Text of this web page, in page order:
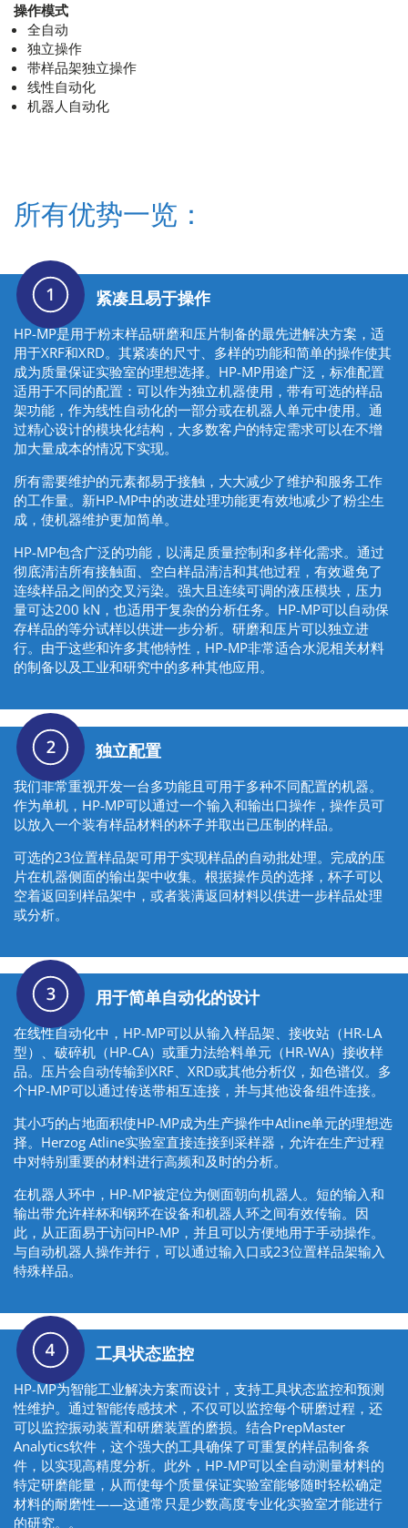
操作模式
全自动
独立操作
带样品架独立操作
线性自动化
机器人自动化
所有优势一览：
紧凑且易于操作
HP-MP是用于粉末样品研磨和压片制备的最先进解决方案，适
用于XRF和XRD。其紧凑的尺寸、多样的功能和简单的操作使其
成为质量保证实验室的理想选择。HP-MP用途广泛，标准配置
适用于不同的配置：可以作为独立机器使用，带有可选的样品
架功能，作为线性自动化的一部分或在机器人单元中使用。通
过精心设计的模块化结构，大多数客户的特定需求可以在不增
加大量成本的情况下实现。
所有需要维护的元素都易于接触，大大减少了维护和服务工作
的工作量。新HP-MP中的改进处理功能更有效地减少了粉尘生
成，使机器维护更加简单。
HP-MP包含广泛的功能，以满足质量控制和多样化需求。通过
彻底清洁所有接触面、空白样品清洁和其他过程，有效避免了
连续样品之间的交叉污染。强大且连续可调的液压模块，压力
量可达200 kN，也适用于复杂的分析任务。HP-MP可以自动保
存样品的等分试样以供进一步分析。研磨和压片可以独立进
行。由于这些和许多其他特性，HP-MP非常适合水泥相关材料
的制备以及工业和研究中的多种其他应用。
独立配置
我们非常重视开发一台多功能且可用于多种不同配置的机器。
作为单机，HP-MP可以通过一个输入和输出口操作，操作员可
以放入一个装有样品材料的杯子并取出已压制的样品。
可选的23位置样品架可用于实现样品的自动批处理。完成的压
片在机器侧面的输出架中收集。根据操作员的选择，杯子可以
空着返回到样品架中，或者装满返回材料以供进一步样品处理
或分析。
用于简单自动化的设计
在线性自动化中，HP-MP可以从输入样品架、接收站（HR-LA
型）、破碎机（HP-CA）或重力法给料单元（HR-WA）接收样
品。压片会自动传输到XRF、XRD或其他分析仪，如色谱仪。多
个HP-MP可以通过传送带相互连接，并与其他设备组件连接。
其小巧的占地面积使HP-MP成为生产操作中Atline单元的理想选
择。Herzog Atline实验室直接连接到采样器，允许在生产过程
中对特别重要的材料进行高频和及时的分析。
在机器人环中，HP-MP被定位为侧面朝向机器人。短的输入和
输出带允许样杯和钢环在设备和机器人环之间有效传输。因
此，从正面易于访问HP-MP，并且可以方便地用于手动操作。
与自动机器人操作并行，可以通过输入口或23位置样品架输入
特殊样品。
工具状态监控
HP-MP为智能工业解决方案而设计，支持工具状态监控和预测
性维护。通过智能传感技术，不仅可以监控每个研磨过程，还
可以监控振动装置和研磨装置的磨损。结合PrepMaster
Analytics软件，这个强大的工具确保了可重复的样品制备条
件，以实现高精度分析。此外，HP-MP可以全自动测量材料的
特定研磨能量，从而使每个质量保证实验室能够随时轻松确定
材料的耐磨性——这通常只是少数高度专业化实验室才能进行
的研究。。